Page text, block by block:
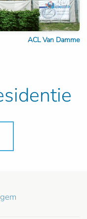
ACL Van Damme